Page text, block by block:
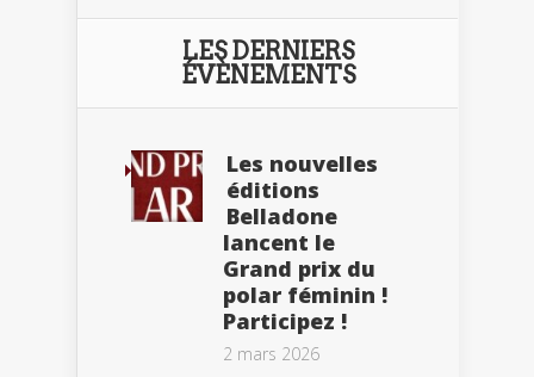
LES DERNIERS
ÉVÈNEMENTS
Les nouvelles
éditions
Belladone
lancent le
Grand prix du
polar féminin !
Participez !
2 mars 2026